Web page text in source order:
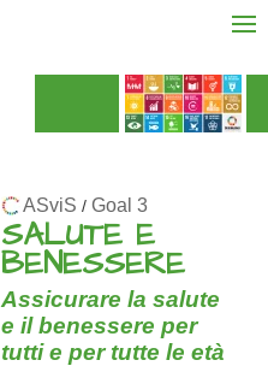
ASviS / Goal 3
SALUTE E
BENESSERE
Assicurare la salute
e il benessere per
tutti e per tutte le età